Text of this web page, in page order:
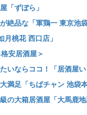
「ずぼら」
品な「軍鶏一 東京池袋
桃花 西口店」
安居酒屋＞
いならココ！「居酒屋い
満足「ちばチャン 池袋本
の大箱居酒屋「大馬鹿地